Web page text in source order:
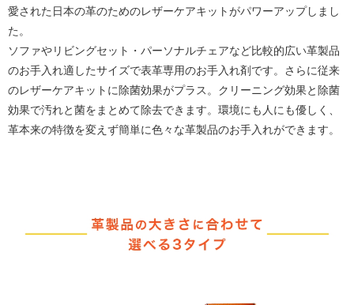
愛された日本の革のためのレザーケアキットがパワーアップしまし
た。
ソファやリビングセット・パーソナルチェアなど比較的広い革製品
のお手入れ適したサイズで表革専用のお手入れ剤です。さらに従来
のレザーケアキットに除菌効果がプラス。クリーニング効果と除菌
効果で汚れと菌をまとめて除去できます。環境にも人にも優しく、
革本来の特徴を変えず簡単に色々な革製品のお手入れができます。